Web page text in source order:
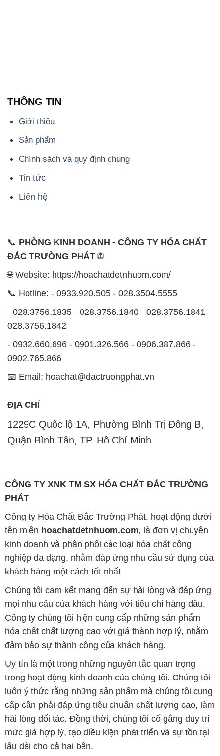
THÔNG TIN
Giới thiệu
Sản phẩm
Chính sách và quy định chung
Tin tức
Liên hệ
📞 PHÒNG KINH DOANH - CÔNG TY HÓA CHẤT
ĐẮC TRƯỜNG PHÁT🌐
🌐 Website: https://hoachatdetnhuom.com/
📞 Hotline: - 0933.920.505 - 028.3504.5555
- 028.3756.1835 - 028.3756.1840 - 028.3756.1841-
028.3756.1842
- 0932.660.696 - 0901.326.566 - 0906.387.866 -
0902.765.866
📧 Email: hoachat@dactruongphat.vn
ĐỊA CHỈ
1229C Quốc lộ 1A, Phường Bình Trị Đông B,
Quận Bình Tân, TP. Hồ Chí Minh
CÔNG TY XNK TM SX HÓA CHẤT ĐẮC TRƯỜNG
PHÁT
Công ty Hóa Chất Đắc Trường Phát, hoạt động dưới
tên miền hoachatdetnhuom.com, là đơn vị chuyên
kinh doanh và phân phối các loại hóa chất công
nghiệp đa dạng, nhằm đáp ứng nhu cầu sử dụng của
khách hàng một cách tốt nhất.
Chúng tôi cam kết mang đến sự hài lòng và đáp ứng
mọi nhu cầu của khách hàng với tiêu chí hàng đầu.
Công ty chúng tôi hiện cung cấp những sản phẩm
hóa chất chất lượng cao với giá thành hợp lý, nhằm
đảm bảo sự thành công của khách hàng.
Uy tín là một trong những nguyên tắc quan trọng
trong hoạt động kinh doanh của chúng tôi. Chúng tôi
luôn ý thức rằng những sản phẩm mà chúng tôi cung
cấp cần phải đáp ứng tiêu chuẩn chất lượng cao, làm
hài lòng đối tác. Đồng thời, chúng tôi cố gắng duy trì
mức giá hợp lý, tạo điều kiện phát triển và sự tồn tại
lâu dài cho cả hai bên.